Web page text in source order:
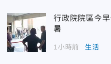
行政院院區今
暑
1小時前 生活